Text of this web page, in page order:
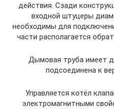
действия. Сзади
входной штуцеры
необходимы для
части располагается
Дымовая труба имеет
подсоединена к
Управляется котёл
электромагнитными